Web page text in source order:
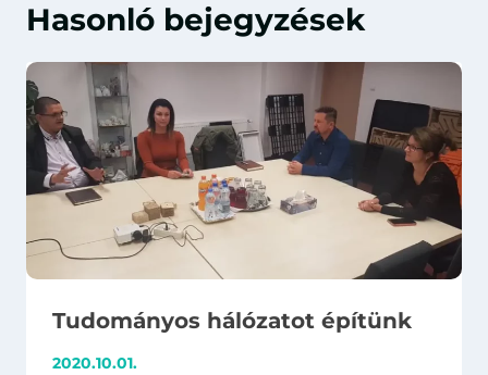
Hasonló bejegyzések
Tudományos hálózatot építünk
2020.10.01.